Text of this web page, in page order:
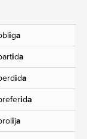
iga
ida
ida
ida
ija